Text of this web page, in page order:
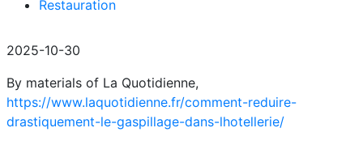
Restauration
2025-10-30
By materials of La Quotidienne,
https://www.laquotidienne.fr/comment-reduire-
drastiquement-le-gaspillage-dans-lhotellerie/